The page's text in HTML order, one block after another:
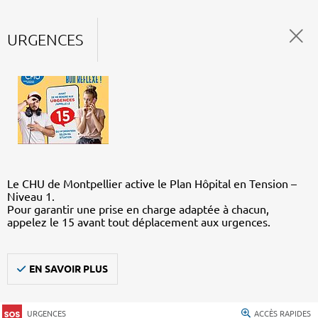
URGENCES
Le CHU de Montpellier active le Plan Hôpital en Tension –
Niveau 1.
Pour garantir une prise en charge adaptée à chacun,
appelez le 15 avant tout déplacement aux urgences.
EN SAVOIR PLUS
URGENCES ACCÈS RAPIDES